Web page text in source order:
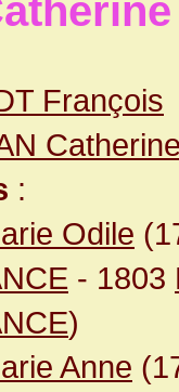
François
:
Odile
- 1803
)
Anne